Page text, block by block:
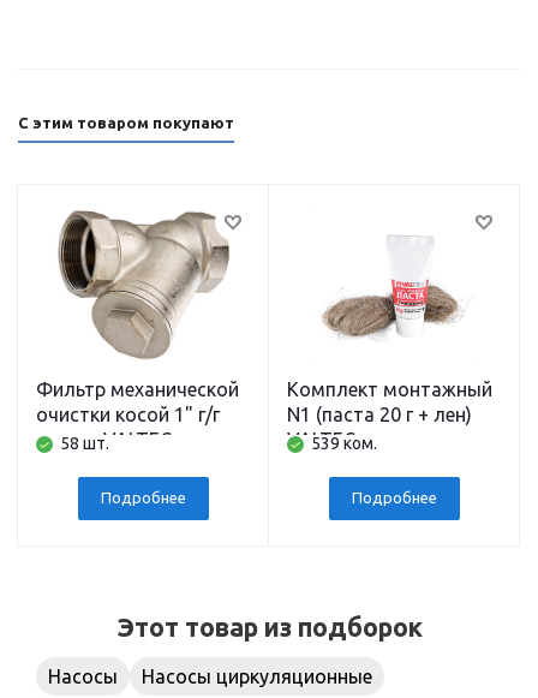
С этим товаром покупают
Фильтр механической
очистки косой 1" г/г
никель VALTEC
58 шт.
Подробнее
Комплект монтажный
N1 (паста 20 г + лен)
VALTEC
539 ком.
Подробнее
Этот товар из подборок
Насосы Насосы циркуляционные